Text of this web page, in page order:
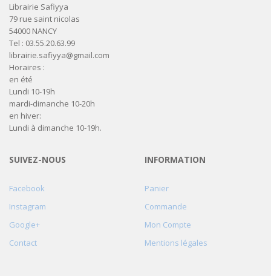
Librairie Safiyya
79 rue saint nicolas
54000 NANCY
Tel : 03.55.20.63.99
librairie.safiyya@gmail.com
Horaires :
en été
Lundi 10-19h
mardi-dimanche 10-20h
en hiver:
Lundi à dimanche 10-19h.
SUIVEZ-NOUS
Facebook
Instagram
Google+
Contact
INFORMATION
Panier
Commande
Mon Compte
Mentions légales